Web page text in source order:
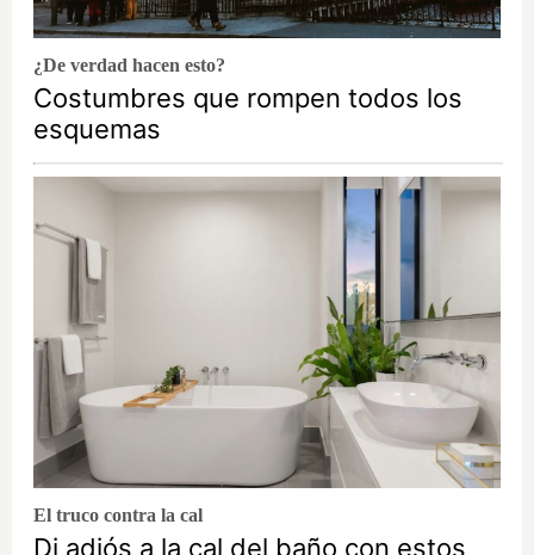
¿De verdad hacen esto?
Costumbres que rompen todos los
esquemas
El truco contra la cal
Di adiós a la cal del baño con estos